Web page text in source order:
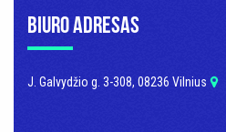
Biuro adresas
J. Galvydžio g. 3-308, 08236 Vilnius